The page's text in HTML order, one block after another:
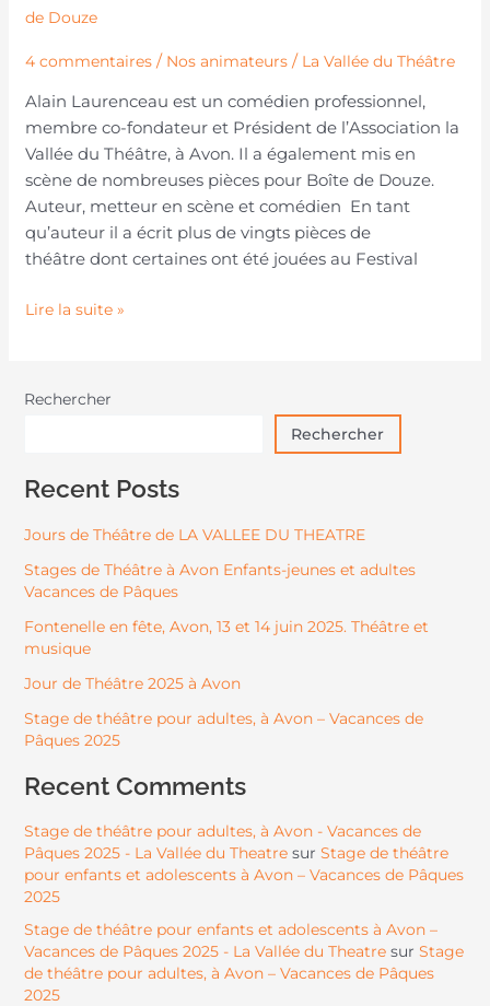
de Douze​
4 commentaires / Nos animateurs / La Vallée du Théâtre
Alain Laurenceau est un comédien professionnel,
membre co-fondateur et Président de l’Association la
Vallée du Théâtre, à Avon. Il a également mis en
scène de nombreuses pièces pour Boîte de Douze.
Auteur, metteur en scène et comédien En tant
qu’auteur il a écrit plus de vingts pièces de
théâtre dont certaines ont été jouées au Festival
Lire la suite »
Rechercher
Rechercher
Recent Posts
Jours de Théâtre de LA VALLEE DU THEATRE
Stages de Théâtre à Avon Enfants-jeunes et adultes
Vacances de Pâques
Fontenelle en fête, Avon, 13 et 14 juin 2025. Théâtre et
musique
Jour de Théâtre 2025 à Avon
Stage de théâtre pour adultes, à Avon – Vacances de
Pâques 2025
Recent Comments
Stage de théâtre pour adultes, à Avon - Vacances de
Pâques 2025 - La Vallée du Theatresur Stage de théâtre
pour enfants et adolescents à Avon – Vacances de Pâques
2025
Stage de théâtre pour enfants et adolescents à Avon –
Vacances de Pâques 2025 - La Vallée du Theatresur Stage
de théâtre pour adultes, à Avon – Vacances de Pâques
2025